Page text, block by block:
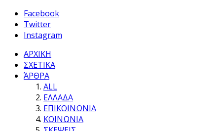
Facebook
Twitter
Instagram
ΑΡΧΙΚΗ
ΣΧΕΤΙΚΑ
ΆΡΘΡΑ
ALL
ΕΛΛΑΔΑ
ΕΠΙΚΟΙΝΩΝΙΑ
ΚΟΙΝΩΝΙΑ